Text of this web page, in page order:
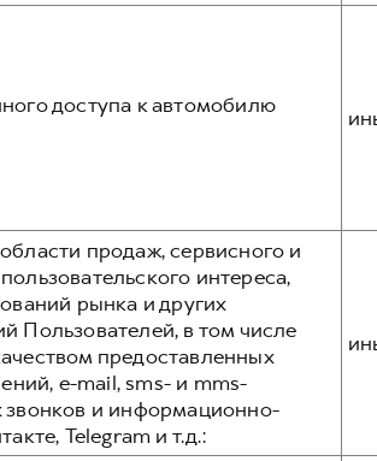
доступа к автомобилю
продаж, сервисного и
интереса,
рынка и других
Пользователей, в том числе
предоставленных
e-mail, sms- и mms-
и информационно-
Telegram и т.д.: